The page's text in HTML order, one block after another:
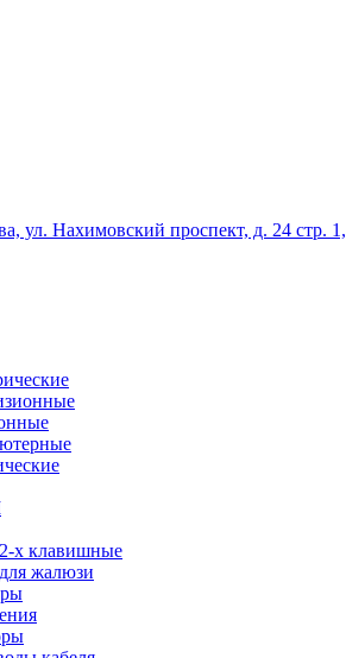
ул. Нахимовский проспект, д. 24 стр. 1,
х клавишные
жалюзи